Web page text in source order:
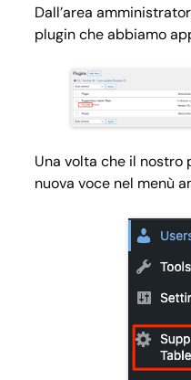
Dall’area
plugin che abbiamo
Una volta che il nostro
nuova voce nel menù